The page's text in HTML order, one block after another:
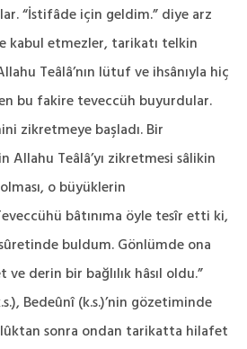
“İstifâde için geldim.” diye arz
kabul etmezler, tarikatı telkin
Teâlâ’nın lütuf ve ihsânıyla hiç
bu fakire teveccüh buyurdular.
zikretmeye başladı. Bir
Allahu Teâlâ’yı zikretmesi sâlikin
o büyüklerin
bâtınıma öyle tesîr etti ki,
buldum. Gönlümde ona
derin bir bağlılık hâsıl oldu.”
Bedeûnî (k.s.)’nin gözetiminde
sonra ondan tarikatta hilafet